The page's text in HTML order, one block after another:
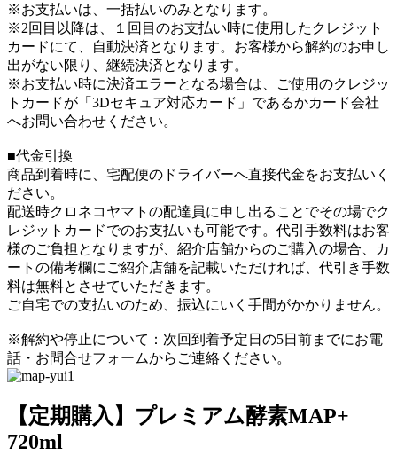
※お支払いは、一括払いのみとなります。
※2回目以降は、１回目のお支払い時に使用したクレジット
カードにて、自動決済となります。お客様から解約のお申し
出がない限り、継続決済となります。
※お支払い時に決済エラーとなる場合は、ご使用のクレジッ
トカードが「3Dセキュア対応カード」であるかカード会社
へお問い合わせください。
■代金引換
商品到着時に、宅配便のドライバーへ直接代金をお支払いく
ださい。
配送時クロネコヤマトの配達員に申し出ることでその場でク
レジットカードでのお支払いも可能です。代引手数料はお客
様のご負担となりますが、紹介店舗からのご購入の場合、カ
ートの備考欄にご紹介店舗を記載いただければ、代引き手数
料は無料とさせていただきます。
ご自宅での支払いのため、振込にいく手間がかかりません。
※解約や停止について：次回到着予定日の5日前までにお電
話・お問合せフォームからご連絡ください。
【定期購入】プレミアム酵素MAP+
720ml